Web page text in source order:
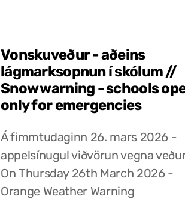
Vonskuveður - aðeins
lágmarksopnun í skólum //
Snow warning - schools
only for emergencies
Á fimmtudaginn 26. mars 2026 -
appelsínugul viðvörun vegna
On Thursday 26th March 2026 -
Orange Weather Warning